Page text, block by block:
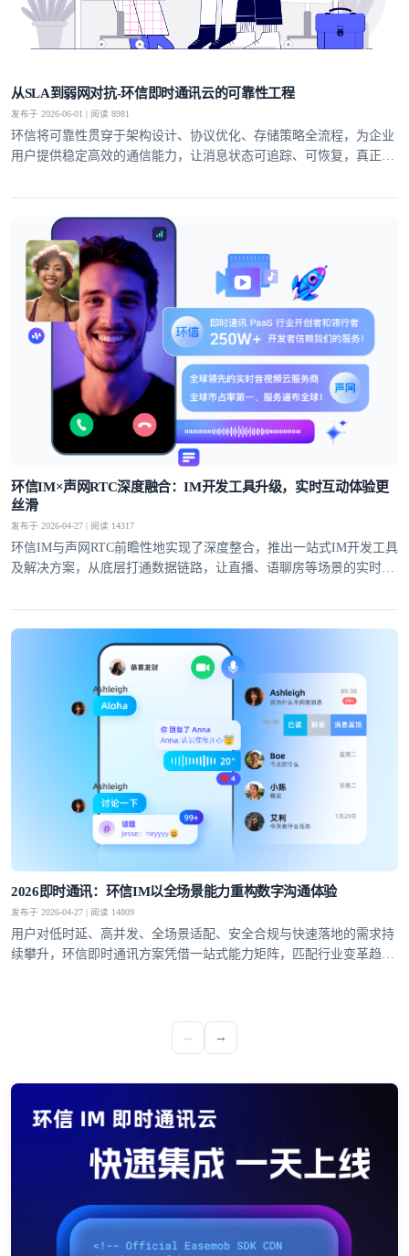
从SLA到弱网对抗-环信即时通讯云的可靠性工程
发布于 2026-06-01 | 阅读 8981
环信将可靠性贯穿于架构设计、协议优化、存储策略全流程，为企业
用户提供稳定高效的通信能力，让消息状态可追踪、可恢复，真正实
环信IM×声网RTC深度融合：IM开发工具升级，实时互动体验更
丝滑
发布于 2026-04-27 | 阅读 14317
环信IM与声网RTC前瞻性地实现了深度整合，推出一站式IM开发工具
及解决方案，从底层打通数据链路，让直播、语聊房等场景的实时互
2026即时通讯：环信IM以全场景能力重构数字沟通体验
发布于 2026-04-27 | 阅读 14809
用户对低时延、高并发、全场景适配、安全合规与快速落地的需求持
续攀升，环信即时通讯方案凭借一站式能力矩阵，匹配行业变革趋
← →
我已阅读并同意 通讯云服务条款和 通讯云隐私政策
提交
不了，谢谢
登录客服云